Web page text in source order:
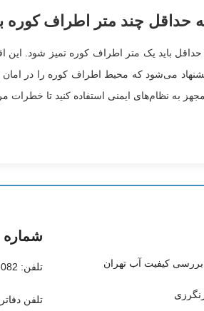
حداقل چند متر اطراف کوره
حداقل باید یک متر اطراف کوره تمیز شود. این
می‌شود که محیط اطراف کوره را در
به نظام‌های ایمنی استفاده کنید تا خطرات
بررسی کیفیت آب تهران تلفن: 02188696082 / 02188689102
تلفن